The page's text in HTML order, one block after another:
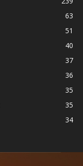
63
51
40
37
36
35
35
34